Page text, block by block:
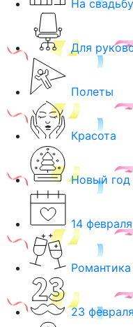
На свадьбу
Для
Полеты
Красота
Новый год
14 февраля
Романтика
23 февраля